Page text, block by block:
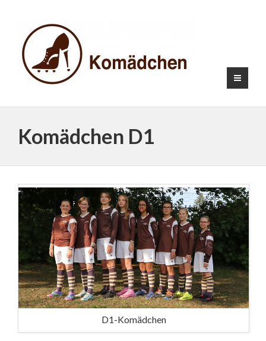
Komädchen D1
D1-Komädchen